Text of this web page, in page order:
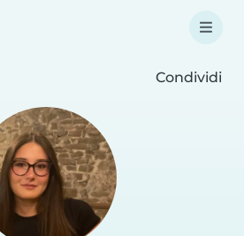
Condividi